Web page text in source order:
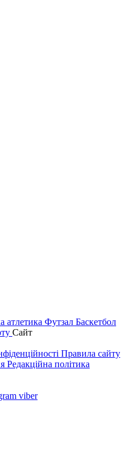
атлетика Футзал Баскетбол
Сайт
Правила сайту
Редакційна політика
viber